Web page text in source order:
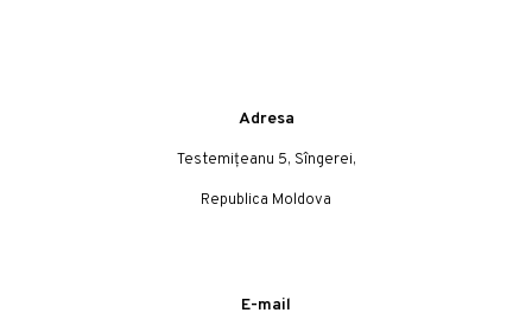
Adresa
Testemițeanu 5, Sîngerei,
Republica Moldova
E-mail